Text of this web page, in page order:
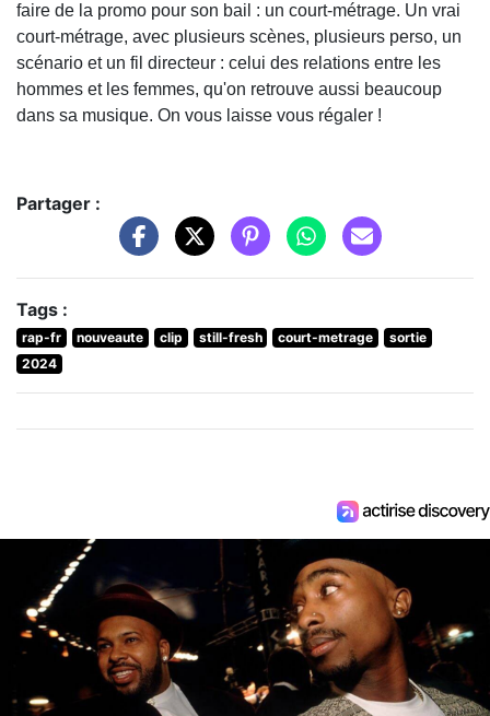
faire de la promo pour son bail : un court-métrage. Un vrai
court-métrage, avec plusieurs scènes, plusieurs perso, un
scénario et un fil directeur : celui des relations entre les
hommes et les femmes, qu'on retrouve aussi beaucoup
dans sa musique. On vous laisse vous régaler !
Partager :
Tags :
rap-fr nouveaute clip still-fresh court-metrage
sortie
2024